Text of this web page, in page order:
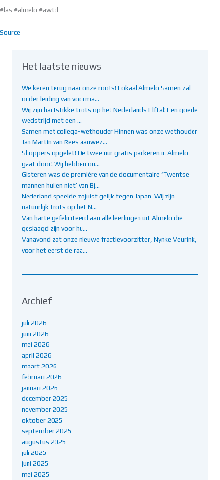
#las #almelo #awtd
Source
Het laatste nieuws
We keren terug naar onze roots! Lokaal Almelo Samen zal
onder leiding van voorma…
Wij zijn hartstikke trots op het Nederlands Elftal! Een goede
wedstrijd met een …
Samen met collega-wethouder Hinnen was onze wethouder
Jan Martin van Rees aanwez…
Shoppers opgelet! De twee uur gratis parkeren in Almelo
gaat door! Wij hebben on…
Gisteren was de première van de documentaire ‘Twentse
mannen huilen niet’ van Bj…
Nederland speelde zojuist gelijk tegen Japan. Wij zijn
natuurlijk trots op het N…
Van harte gefeliciteerd aan alle leerlingen uit Almelo die
geslaagd zijn voor hu…
Vanavond zat onze nieuwe fractievoorzitter, Nynke Veurink,
voor het eerst de raa…
Archief
juli 2026
juni 2026
mei 2026
april 2026
maart 2026
februari 2026
januari 2026
december 2025
november 2025
oktober 2025
september 2025
augustus 2025
juli 2025
juni 2025
mei 2025